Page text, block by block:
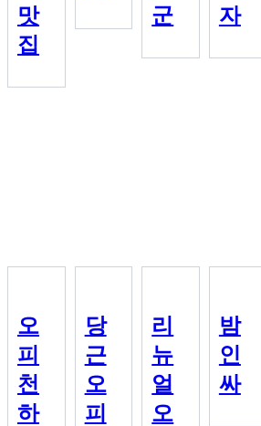
맛
집
군
자
오
피
천
하
당
근
오
피
리
뉴
얼
오
밤
인
싸